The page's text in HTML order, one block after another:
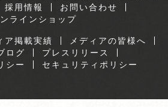
採用情報
お問い合わせ
ラインショップ
ア掲載実績
メディアの皆様へ
ログ
プレスリリース
シー
セキュリティポリシー